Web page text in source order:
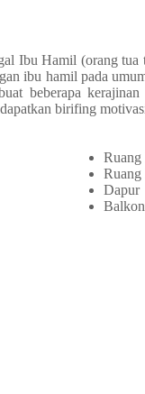
Ibu Hamil (orang
ibu hamil pada
beberapa
birifing
Dapur
Balkon